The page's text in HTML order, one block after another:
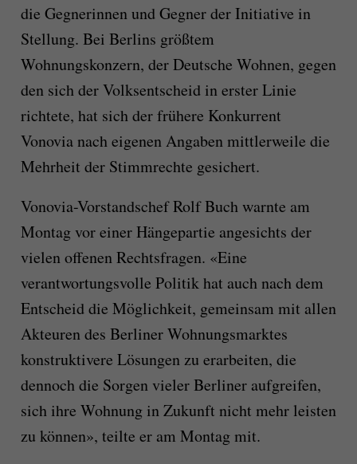
die Gegnerinnen und Gegner der Initiative in
Stellung. Bei Berlins größtem
Wohnungskonzern, der Deutsche Wohnen, gegen
den sich der Volksentscheid in erster Linie
richtete, hat sich der frühere Konkurrent
Vonovia nach eigenen Angaben mittlerweile die
Mehrheit der Stimmrechte gesichert.
Vonovia-Vorstandschef Rolf Buch warnte am
Montag vor einer Hängepartie angesichts der
vielen offenen Rechtsfragen. «Eine
verantwortungsvolle Politik hat auch nach dem
Entscheid die Möglichkeit, gemeinsam mit allen
Akteuren des Berliner Wohnungsmarktes
konstruktivere Lösungen zu erarbeiten, die
dennoch die Sorgen vieler Berliner aufgreifen,
sich ihre Wohnung in Zukunft nicht mehr leisten
zu können», teilte er am Montag mit.